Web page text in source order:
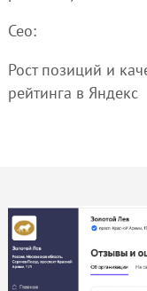
Сео:
Рост позиций и
рейтинга в Яндекс